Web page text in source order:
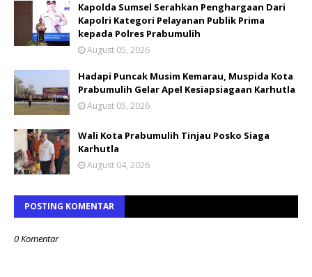
Kapolda Sumsel Serahkan Penghargaan Dari
Kapolri Kategori Pelayanan Publik Prima
kepada Polres Prabumulih
August 05, 2026
Hadapi Puncak Musim Kemarau, Muspida Kota
Prabumulih Gelar Apel Kesiapsiagaan Karhutla
August 05, 2026
Wali Kota Prabumulih Tinjau Posko Siaga
Karhutla
August 04, 2026
POSTING KOMENTAR
0 Komentar